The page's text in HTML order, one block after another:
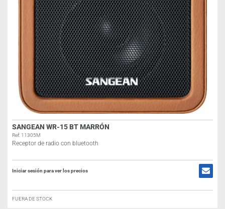
SANGEAN WR-15 BT MARRÓN
Ref: 11305M
Receptor de radio con bluetooth
Iniciar sesión para ver los precios
FUERA DE STOCK